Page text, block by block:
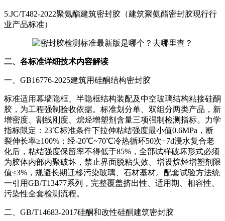
5.JC/T482-2022聚氨酯建筑密封胶（建筑聚氨酯密封胶现行行
业产品标准）
二、各标准详细技术内容解读
一、GB16776-2025建筑用硅酮结构密封胶
标准适用幕墙隐框、半隐框结构装配及中空玻璃结构粘接硅酮
胶，为工程强制验收依据。标准划分单、双组分两类产品，新
增密度、割线刚度、烷烃增塑剂含量三项强制检测指标。力学
指标限定：23℃标准条件下拉伸粘结强度最小值0.6MPa，断
裂伸长率≥100%；经-20℃~70℃冷热循环50次+7d浸水复合老
化后，粘结强度保留率不得低于85%，全部试样破坏形式必须
为胶体内部内聚破坏，禁止界面脱粘失效。增设烷烃增塑剂限
值≤3%，规避长期迁移污染玻璃、石材基材。配套试验方法统
一引用GB/T13477系列，完整覆盖挤出性、适用期、相容性、
污染性全套检测流程。
二、GB/T14683-2017硅酮和改性硅酮建筑密封胶